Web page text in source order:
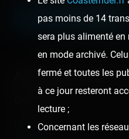
LEAVE A COMMENT
About this theme
France - Lille - Hauts-de-
pas moins de 14
sera plus alimenté
en mode archivé.
fermé et toutes les
à ce jour resteront
lecture ;
Concernant les